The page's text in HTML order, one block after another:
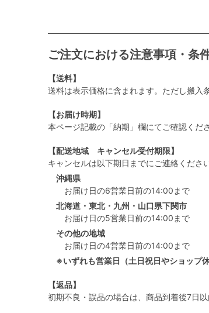
ご注文における注意事項・条
【送料】
送料は表示価格に含まれます。ただし搬入
【お届け時期】
本ページ記載の「納期」欄にてご確認くだ
【配送地域 キャンセル受付期限】
キャンセルは以下期日までにご連絡くださ
沖縄県
お届け日の6営業日前の14:00まで
北海道・東北・九州・山口県下関市
お届け日の5営業日前の14:00まで
その他の地域
お届け日の4営業日前の14:00まで
※いずれも営業日（土日祝日やショップ
【返品】
初期不良・誤品の場合は、商品到着後7日